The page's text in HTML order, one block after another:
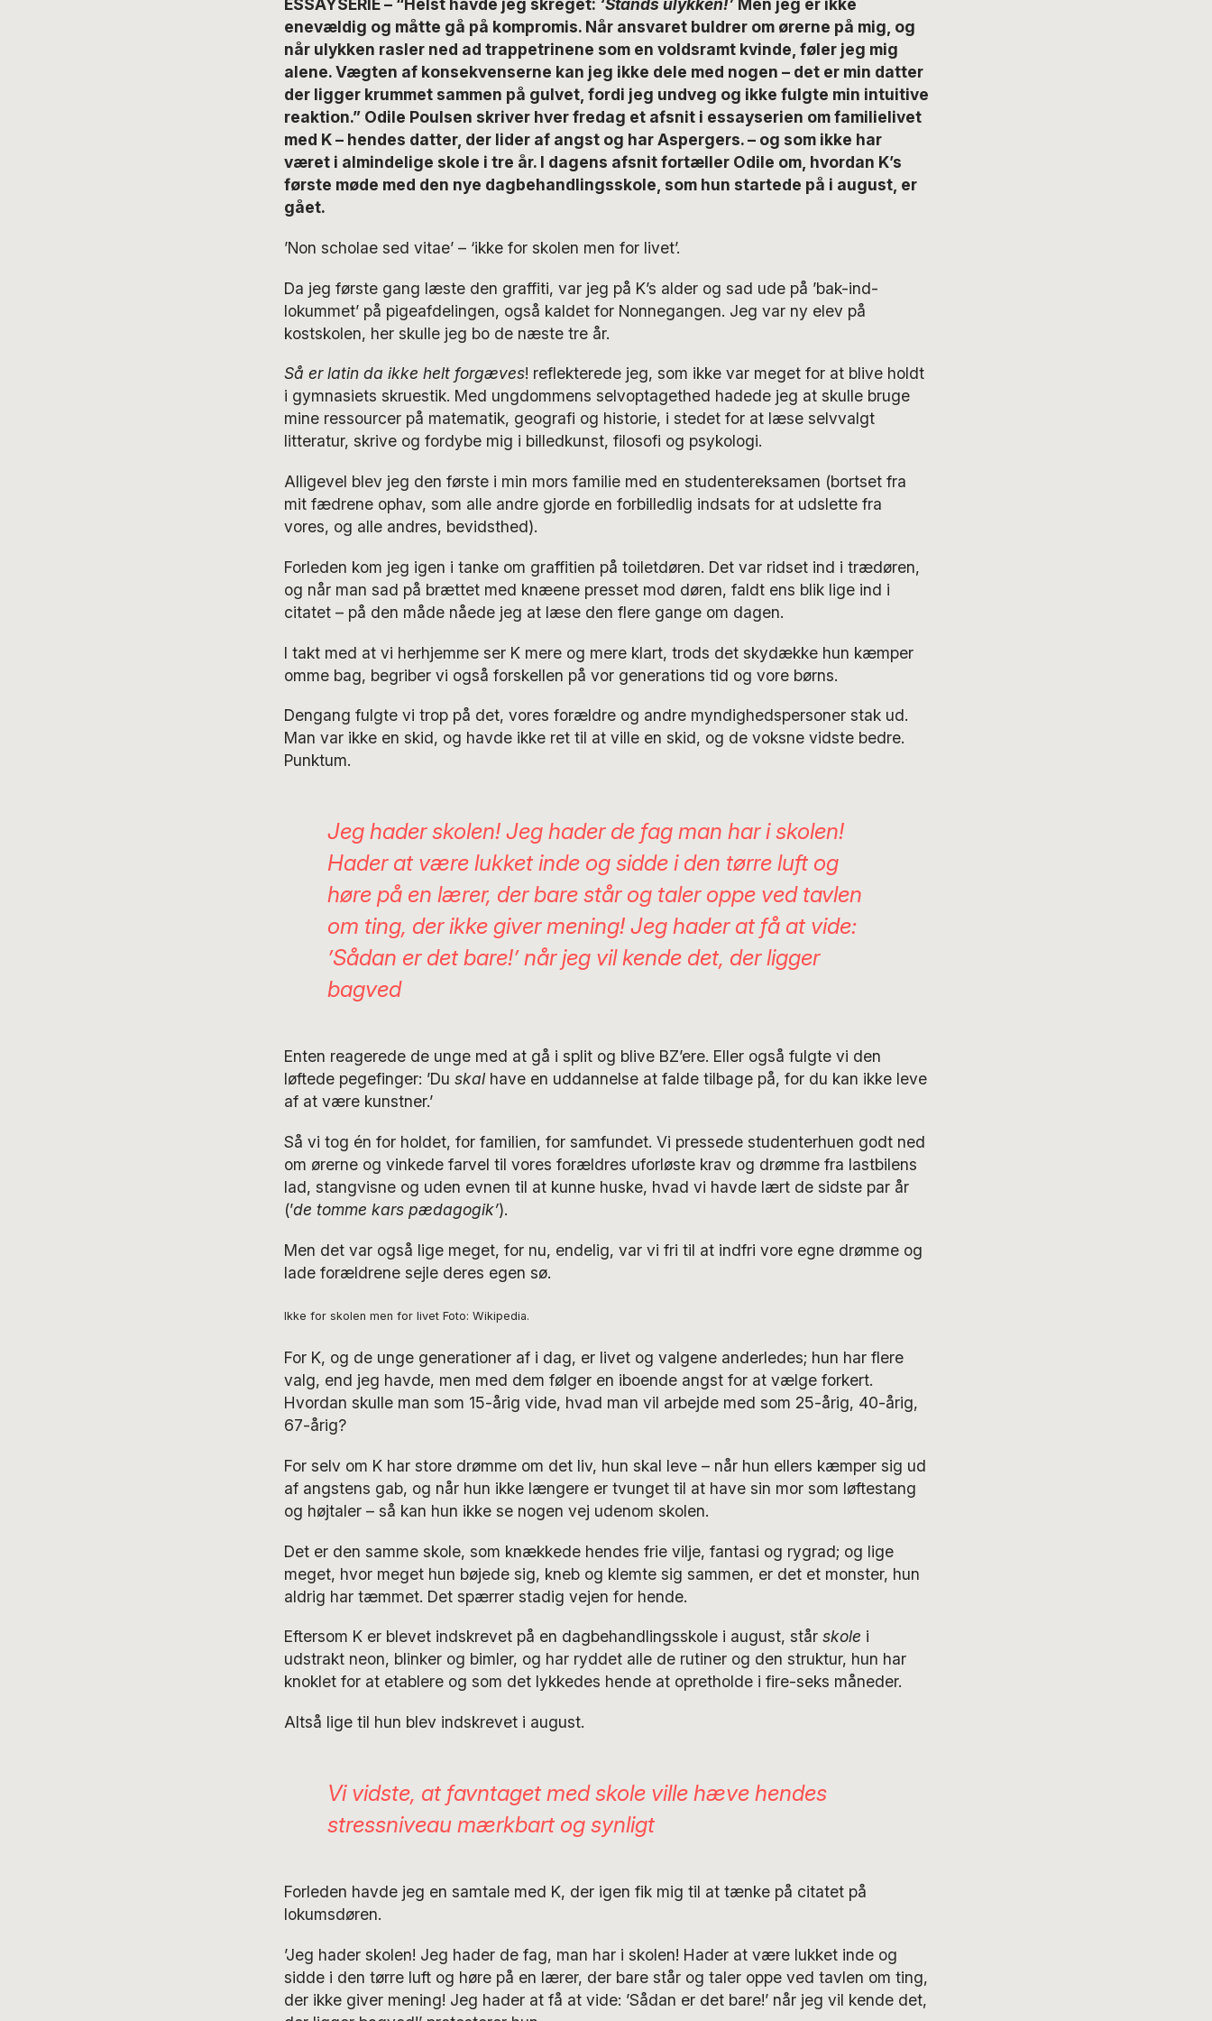
ESSAYSERIE – “Helst havde jeg skreget: ‘Stands ulykken!’ Men jeg er ikke
enevældig og måtte gå på kompromis. Når ansvaret buldrer om ørerne på mig, og
når ulykken rasler ned ad trappetrinene som en voldsramt kvinde, føler jeg mig
alene. Vægten af konsekvenserne kan jeg ikke dele med nogen – det er min datter
der ligger krummet sammen på gulvet, fordi jeg undveg og ikke fulgte min intuitive
reaktion.” Odile Poulsen skriver hver fredag et afsnit i essayserien om familielivet
med K – hendes datter, der lider af angst og har Aspergers. – og som ikke har
været i almindelige skole i tre år. I dagens afsnit fortæller Odile om, hvordan K’s
første møde med den nye dagbehandlingsskole, som hun startede på i august, er
gået.
’Non scholae sed vitae’ – ‘ikke for skolen men for livet’.
Da jeg første gang læste den graffiti, var jeg på K’s alder og sad ude på ’bak-ind-
lokummet’ på pigeafdelingen, også kaldet for Nonnegangen. Jeg var ny elev på
kostskolen, her skulle jeg bo de næste tre år.
Så er latin da ikke helt forgæves! reflekterede jeg, som ikke var meget for at blive holdt
i gymnasiets skruestik. Med ungdommens selvoptagethed hadede jeg at skulle bruge
mine ressourcer på matematik, geografi og historie, i stedet for at læse selvvalgt
litteratur, skrive og fordybe mig i billedkunst, filosofi og psykologi.
Alligevel blev jeg den første i min mors familie med en studentereksamen (bortset fra
mit fædrene ophav, som alle andre gjorde en forbilledlig indsats for at udslette fra
vores, og alle andres, bevidsthed).
Forleden kom jeg igen i tanke om graffitien på toiletdøren. Det var ridset ind i trædøren,
og når man sad på brættet med knæene presset mod døren, faldt ens blik lige ind i
citatet – på den måde nåede jeg at læse den flere gange om dagen.
I takt med at vi herhjemme ser K mere og mere klart, trods det skydække hun kæmper
omme bag, begriber vi også forskellen på vor generations tid og vore børns.
Dengang fulgte vi trop på det, vores forældre og andre myndighedspersoner stak ud.
Man var ikke en skid, og havde ikke ret til at ville en skid, og de voksne vidste bedre.
Punktum.
Jeg hader skolen! Jeg hader de fag man har i skolen!
Hader at være lukket inde og sidde i den tørre luft og
høre på en lærer, der bare står og taler oppe ved tavlen
om ting, der ikke giver mening! Jeg hader at få at vide:
’Sådan er det bare!’ når jeg vil kende det, der ligger
bagved
Enten reagerede de unge med at gå i split og blive BZ’ere. Eller også fulgte vi den
løftede pegefinger: ’Du skalhave en uddannelse at falde tilbage på, for du kan ikke leve
af at være kunstner.’
Så vi tog én for holdet, for familien, for samfundet. Vi pressede studenterhuen godt ned
om ørerne og vinkede farvel til vores forældres uforløste krav og drømme fra lastbilens
lad, stangvisne og uden evnen til at kunne huske, hvad vi havde lært de sidste par år
(’de tomme kars pædagogik’).
Men det var også lige meget, for nu, endelig, var vi fri til at indfri vore egne drømme og
lade forældrene sejle deres egen sø.
Ikke for skolen men for livet Foto: Wikipedia.
For K, og de unge generationer af i dag, er livet og valgene anderledes; hun har flere
valg, end jeg havde, men med dem følger en iboende angst for at vælge forkert.
Hvordan skulle man som 15-årig vide, hvad man vil arbejde med som 25-årig, 40-årig,
67-årig?
For selv om K har store drømme om det liv, hun skal leve – når hun ellers kæmper sig ud
af angstens gab, og når hun ikke længere er tvunget til at have sin mor som løftestang
og højtaler – så kan hun ikke se nogen vej udenom skolen.
Det er den samme skole, som knækkede hendes frie vilje, fantasi og rygrad; og lige
meget, hvor meget hun bøjede sig, kneb og klemte sig sammen, er det et monster, hun
aldrig har tæmmet. Det spærrer stadig vejen for hende.
Eftersom K er blevet indskrevet på en dagbehandlingsskole i august, står skole i
udstrakt neon, blinker og bimler, og har ryddet alle de rutiner og den struktur, hun har
knoklet for at etablere og som det lykkedes hende at opretholde i fire-seks måneder.
Altså lige til hun blev indskrevet i august.
Vi vidste, at favntaget med skole ville hæve hendes
stressniveau mærkbart og synligt
Forleden havde jeg en samtale med K, der igen fik mig til at tænke på citatet på
lokumsdøren.
’Jeg hader skolen! Jeg hader de fag, man har i skolen! Hader at være lukket inde og
sidde i den tørre luft og høre på en lærer, der bare står og taler oppe ved tavlen om ting,
der ikke giver mening! Jeg hader at få at vide: ’Sådan er det bare!’ når jeg vil kende det,